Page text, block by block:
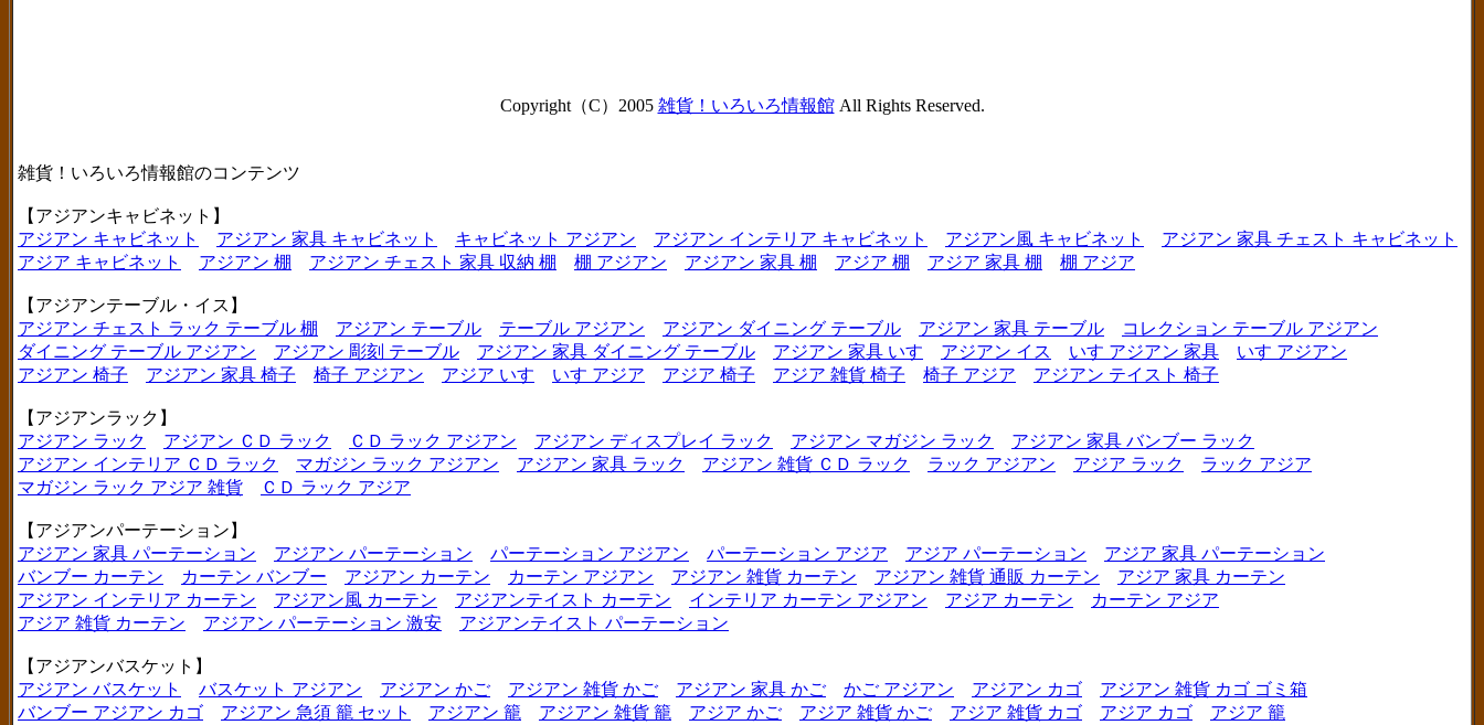
Copyright（C）2005 雑貨！いろいろ情報館All Rights Reserved.
雑貨！いろいろ情報館のコンテンツ
【アジアンキャビネット】
アジアン キャビネット
アジアン 家具 キャビネット キャビネット アジアン アジアン インテリア キャビネット アジアン風 キャビネット
アジアン 家具 チェスト キャビネット
アジア キャビネット
アジアン 棚 アジアン チェスト 家具 収納 棚 棚 アジアン アジアン 家具 棚 アジア 棚 アジア 家具 棚 棚 アジア
【アジアンテーブル・イス】
アジアン チェスト ラック テーブル 棚
アジアン テーブル テーブル アジアン アジアン ダイニング テーブル アジアン 家具 テーブル
コレクション テーブル アジアン
ダイニング テーブル アジアン
アジアン 彫刻 テーブル アジアン 家具 ダイニング テーブル アジアン 家具 いす アジアン イス いす アジアン 家具
いす アジアン
アジアン 椅子
アジアン 家具 椅子 椅子 アジアン アジア いす いす アジア アジア 椅子 アジア 雑貨 椅子 椅子 アジア アジアン テイスト 椅子
【アジアンラック】
アジアン ラック
アジアン ＣＤ ラック ＣＤ ラック アジアン アジアン ディスプレイ ラック アジアン マガジン ラック
アジアン 家具 バンブー ラック
アジアン インテリア ＣＤ ラック
マガジン ラック アジアン アジアン 家具 ラック アジアン 雑貨 ＣＤ ラック ラック アジアン アジア ラック
ラック アジア
マガジン ラック アジア 雑貨
ＣＤ ラック アジア
【アジアンパーテーション】
アジアン 家具 パーテーション
アジアン パーテーション パーテーション アジアン パーテーション アジア アジア パーテーション
アジア 家具 パーテーション
バンブー カーテン
カーテン バンブー アジアン カーテン カーテン アジアン アジアン 雑貨 カーテン アジアン 雑貨 通販 カーテン
アジア 家具 カーテン
アジアン インテリア カーテン
アジアン風 カーテン アジアンテイスト カーテン インテリア カーテン アジアン アジア カーテン
カーテン アジア
アジア 雑貨 カーテン
アジアン パーテーション 激安 アジアンテイスト パーテーション
【アジアンバスケット】
アジアン バスケット
バスケット アジアン アジアン かご アジアン 雑貨 かご アジアン 家具 かご かご アジアン アジアン カゴ
アジアン 雑貨 カゴ ゴミ箱
バンブー アジアン カゴ
アジアン 急須 籠 セット アジアン 籠 アジアン 雑貨 籠 アジア かご アジア 雑貨 かご アジア 雑貨 カゴ アジア カゴ
アジア 籠